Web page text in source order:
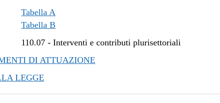
al 19/11/2014
al 05/11/2014
al 21/05/2014
al 27/03/2014
Tabella A
Tabella B
110.07 -Interventi e contributi plurisettoriali
DI ATTUAZIONE
LEGGE